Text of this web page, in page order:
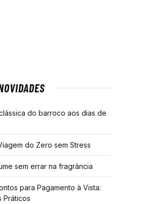
do barroco aos dias de
do Zero sem Stress
sem errar na fragrância
para Pagamento à Vista:
Práticos